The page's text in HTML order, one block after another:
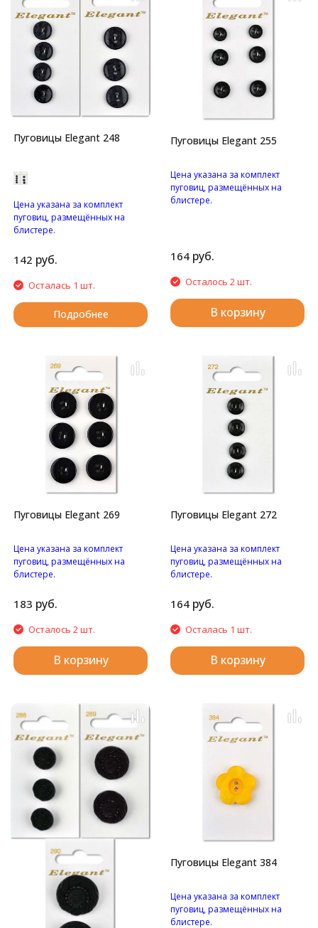
Пуговицы Elegant 248
Цена указана за комплект
пуговиц, размещённых на
блистере.
отверстиями.
142 руб.
Осталась 1 шт.
Подробнее
Пуговицы Elegant 255
Цена указана за комплект
пуговиц, размещённых на
блистере.
164 руб.
Осталось 2 шт.
В корзину
Пуговицы Elegant 269
Цена указана за комплект
пуговиц, размещённых на
блистере.
отверстиями.
183 руб.
Осталось 2 шт.
В корзину
Пуговицы Elegant 272
Цена указана за комплект
пуговиц, размещённых на
блистере.
отверстиями.
164 руб.
Осталась 1 шт.
В корзину
Пуговицы Elegant 384
Цена указана за комплект
пуговиц, размещённых на
блистере.